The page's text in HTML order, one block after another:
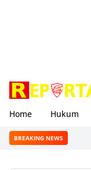
Home Hukum
BREAKING NEWS